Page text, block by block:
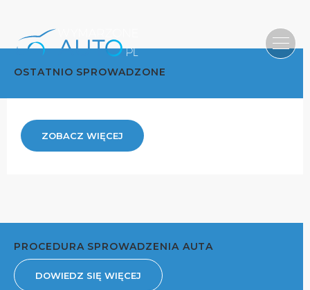
OSTATNIO SPROWADZONE
ZOBACZ WIĘCEJ
PROCEDURA SPROWADZENIA AUTA
DOWIEDZ SIĘ WIĘCEJ